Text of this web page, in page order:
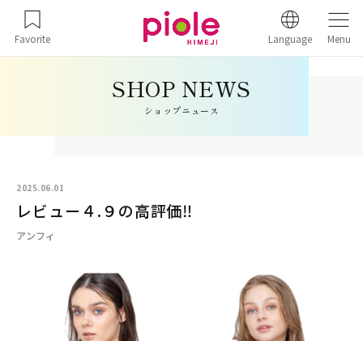
Favorite Language Menu
ショップニュース
2025.06.01
レビュー４.９の高評価‼️
アンフィ